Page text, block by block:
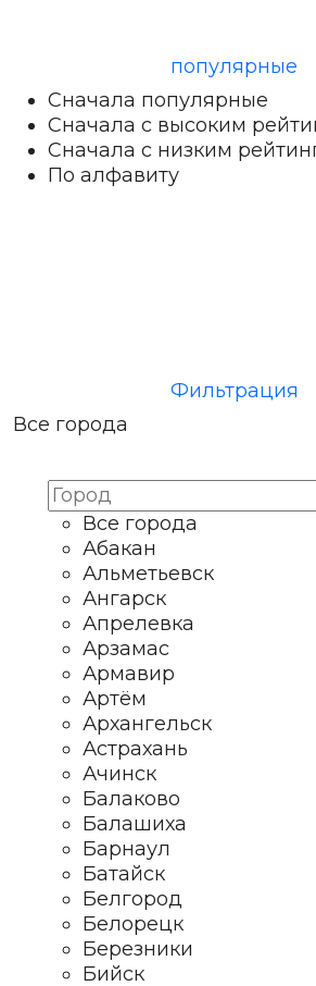
популярные
Сначала популярные
Сначала с высоким
Сначала с низким
По алфавиту
Фильтрация
Все города
Все города
Абакан
Альметьевск
Ангарск
Апрелевка
Арзамас
Армавир
Артём
Архангельск
Астрахань
Ачинск
Балаково
Балашиха
Барнаул
Батайск
Белгород
Белорецк
Березники
Бийск